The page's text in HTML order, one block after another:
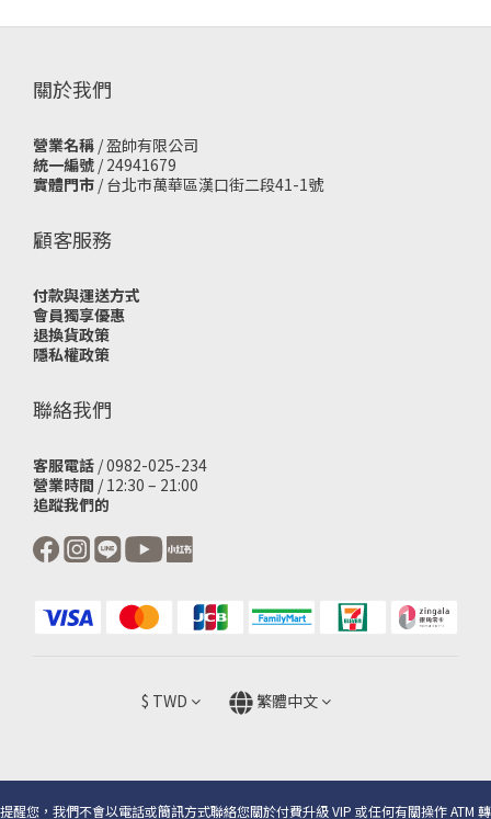
關於我們
營業名稱 / 盈帥有限公司
統一編號 / 24941679
實體門市 / 台北市萬華區漢口街二段41-1號
顧客服務
付款與運送方式
會員獨享優惠
退換貨政策
隱私權政策
聯絡我們
客服電話 / 0982-025-234
營業時間 / 12:30 – 21:00
追蹤我們的
$ TWD 繁體中文
提醒您，我們不會以電話或簡訊方式聯絡您關於付費升級 VIP 或任何有關操作 ATM 轉